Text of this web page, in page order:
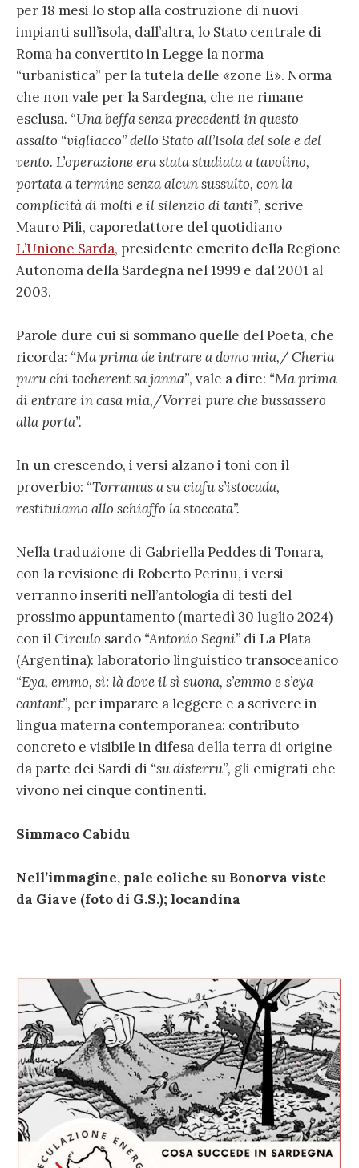
per 18 mesi lo stop alla costruzione di nuovi
impianti sull’isola, dall’altra, lo Stato centrale di
Roma ha convertito in Legge la norma
“urbanistica” per la tutela delle «zone E». Norma
che non vale per la Sardegna, che ne rimane
esclusa. “Una beffa senza precedenti in questo
assalto “vigliacco” dello Stato all’Isola del sole e del
vento. L’operazione era stata studiata a tavolino,
portata a termine senza alcun sussulto, con la
complicità di molti e il silenzio di tanti”, scrive
Mauro Pili, caporedattore del quotidiano
L’Unione Sarda, presidente emerito della Regione
Autonoma della Sardegna nel 1999 e dal 2001 al
2003.
Parole dure cui si sommano quelle del Poeta, che
ricorda: “Ma prima de intrare a domo mia,/ Cheria
puru chi tocherent sa janna”, vale a dire: “Ma prima
di entrare in casa mia,/Vorrei pure che bussassero
alla porta”.
In un crescendo, i versi alzano i toni con il
proverbio: “Torramus a su ciafu s’istocada,
restituiamo allo schiaffo la stoccata”.
Nella traduzione di Gabriella Peddes di Tonara,
con la revisione di Roberto Perinu, i versi
verranno inseriti nell’antologia di testi del
prossimo appuntamento (martedì 30 luglio 2024)
con ilCirculo sardo “Antonio Segni” di La Plata
(Argentina): laboratorio linguistico transoceanico
“Eya, emmo, sì: là dove il sì suona, s’emmo e s’eya
cantant”, per imparare a leggere e a scrivere in
lingua materna contemporanea: contributo
concreto e visibile in difesa della terra di origine
da parte dei Sardi di “su disterru”, gli emigrati che
vivono nei cinque continenti.
Simmaco Cabidu
Nell’immagine, pale eoliche su Bonorva viste
da Giave (foto di G.S.); locandina